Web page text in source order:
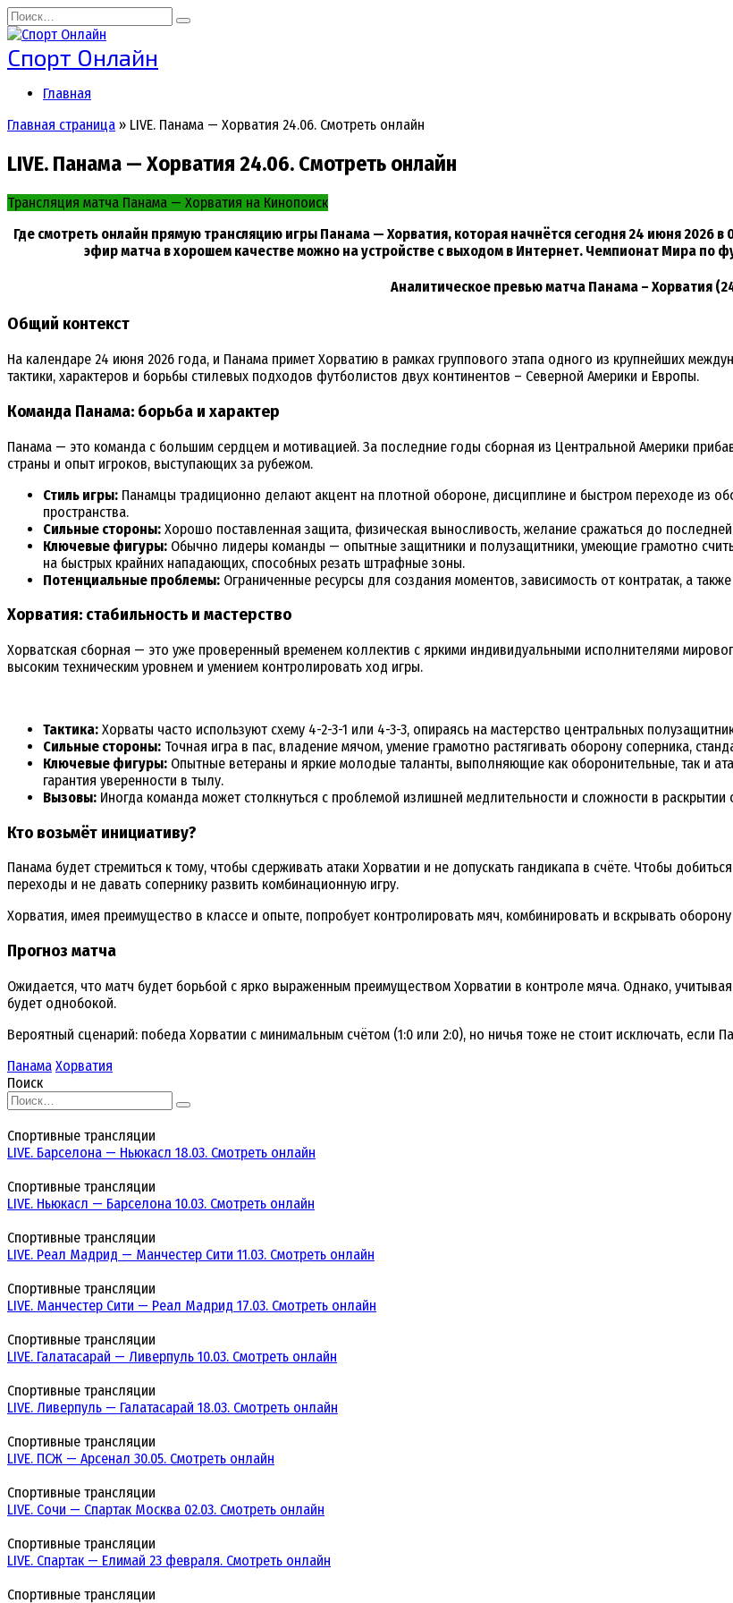
Перейти
к
содержанию
Search
for:
Спорт Онлайн
Главная
Главная страница » LIVE. Панама — Хорватия 24.06. Смотреть онлайн
LIVE. Панама — Хорватия 24.06. Смотреть онлайн
Трансляция матча Панама — Хорватия на Кинопоиск
Где смотреть онлайн прямую трансляцию игры Панама — Хорватия, которая начнётся сегодня 24 июня 2026
эфир матча в хорошем качестве можно на устройстве с выходом в Интернет. Чемпионат Мира по
Аналитическое превью матча Панама – Хорватия
Общий контекст
На календаре 24 июня 2026 года, и Панама примет Хорватию в рамках группового этапа одного из крупнейших
тактики, характеров и борьбы стилевых подходов футболистов двух континентов – Северной Америки и Европы.
Команда Панама: борьба и характер
Панама — это команда с большим сердцем и мотивацией. За последние годы сборная из Центральной Америки
страны и опыт игроков, выступающих за рубежом.
Стиль игры: Панамцы традиционно делают акцент на плотной обороне, дисциплине и быстром переходе из
пространства.
Сильные стороны: Хорошо поставленная защита, физическая выносливость, желание сражаться до
Ключевые фигуры: Обычно лидеры команды — опытные защитники и полузащитники, умеющие грамотно
на быстрых крайних нападающих, способных резать штрафные зоны.
Потенциальные проблемы: Ограниченные ресурсы для создания моментов, зависимость от контратак, а
Хорватия: стабильность и мастерство
Хорватская сборная — это уже проверенный временем коллектив с яркими индивидуальными исполнителями
высоким техническим уровнем и умением контролировать ход игры.
Тактика: Хорваты часто используют схему 4-2-3-1 или 4-3-3, опираясь на мастерство центральных
Сильные стороны: Точная игра в пас, владение мячом, умение грамотно растягивать оборону соперника,
Ключевые фигуры: Опытные ветераны и яркие молодые таланты, выполняющие как оборонительные, так и
гарантия уверенности в тылу.
Вызовы: Иногда команда может столкнуться с проблемой излишней медлительности и сложности в
Кто возьмёт инициативу?
Панама будет стремиться к тому, чтобы сдерживать атаки Хорватии и не допускать гандикапа в счёте. Чтобы
переходы и не давать сопернику развить комбинационную игру.
Хорватия, имея преимущество в классе и опыте, попробует контролировать мяч, комбинировать и вскрывать
Прогноз матча
Ожидается, что матч будет борьбой с ярко выраженным преимуществом Хорватии в контроле мяча. Однако,
будет однобокой.
Вероятный сценарий: победа Хорватии с минимальным счётом (1:0 или 2:0), но ничья тоже не стоит исключать, если
Панама Хорватия
Поиск
Search
for:
Спортивные трансляции
LIVE. Барселона — Ньюкасл 18.03. Смотреть онлайн
Спортивные трансляции
LIVE. Ньюкасл — Барселона 10.03. Смотреть онлайн
Спортивные трансляции
LIVE. Реал Мадрид — Манчестер Сити 11.03. Смотреть онлайн
Спортивные трансляции
LIVE. Манчестер Сити — Реал Мадрид 17.03. Смотреть онлайн
Спортивные трансляции
LIVE. Галатасарай — Ливерпуль 10.03. Смотреть онлайн
Спортивные трансляции
LIVE. Ливерпуль — Галатасарай 18.03. Смотреть онлайн
Спортивные трансляции
LIVE. ПСЖ — Арсенал 30.05. Смотреть онлайн
Спортивные трансляции
LIVE. Сочи — Спартак Москва 02.03. Смотреть онлайн
Спортивные трансляции
LIVE. Спартак — Елимай 23 февраля. Смотреть онлайн
Спортивные трансляции